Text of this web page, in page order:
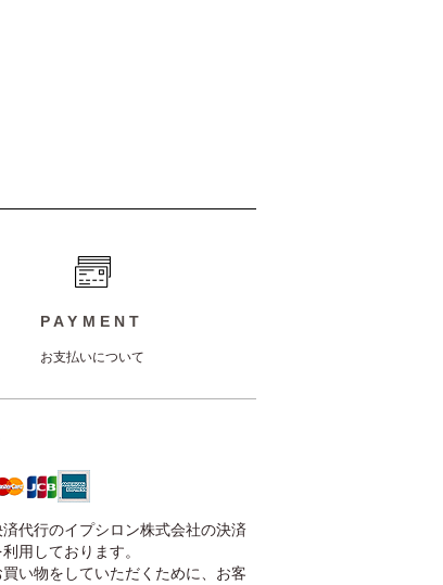
PAYMENT
お支払いについて
代行のイプシロン株式会社の決済
用しております。
い物をしていただくために、お客